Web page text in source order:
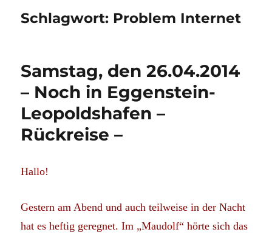
Schlagwort: Problem Internet
Samstag, den 26.04.2014
– Noch in Eggenstein-
Leopoldshafen –
Rückreise –
Hallo!
Gestern am Abend und auch teilweise in der Nacht
hat es heftig geregnet. Im „Maudolf“ hörte sich das